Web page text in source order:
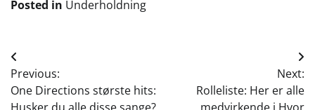
Posted in Underholdning
Indlægsnavigation
Previous:
One Directions største hits:
Next:
Rolleliste: Her er alle